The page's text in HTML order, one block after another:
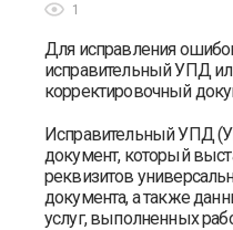
1
Для исправления
исправительный УПД
корректировочный
Исправительный УПД (
документ, который
реквизитов
документа, а также
услуг, выполненных